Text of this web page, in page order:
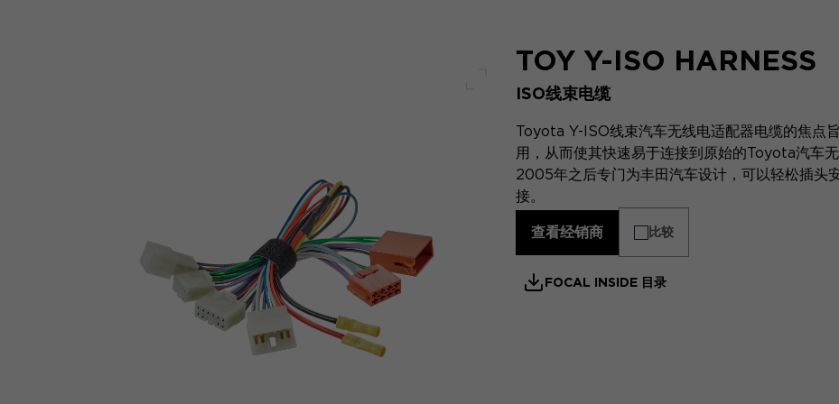
全屏幕
TOY Y-ISO HARNESS
ISO线束电缆
Toyota Y-ISO线束汽车无线电适配器电缆的焦
用，从而使其快速易于连接到原始的Toyota汽车
2005年之后专门为丰田汽车设计，可以轻松插头
接。
查看经销商 比较
FOCAL INSIDE 目录